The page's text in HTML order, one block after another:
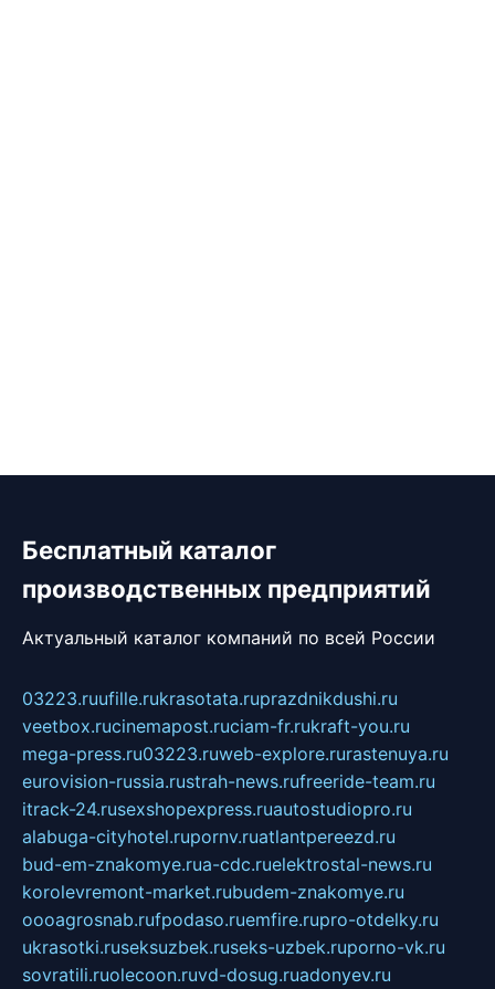
Бесплатный каталог
производственных предприятий
Актуальный каталог компаний по всей России
03223.ruufille.rukrasotata.ruprazdnikdushi.ru
veetbox.rucinemapost.ruciam-fr.rukraft-you.ru
mega-press.ru03223.ruweb-explore.rurastenuya.ru
eurovision-russia.rustrah-news.rufreeride-team.ru
itrack-24.rusexshopexpress.ruautostudiopro.ru
alabuga-cityhotel.rupornv.ruatlantpereezd.ru
bud-em-znakomye.rua-cdc.ruelektrostal-news.ru
korolevremont-market.rubudem-znakomye.ru
oooagrosnab.rufpodaso.ruemfire.rupro-otdelky.ru
ukrasotki.ruseksuzbek.ruseks-uzbek.ruporno-vk.ru
sovratili.ruolecoon.ruvd-dosug.ruadonyev.ru